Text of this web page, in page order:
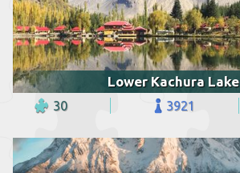
Lower Kachura Lake
30 3921